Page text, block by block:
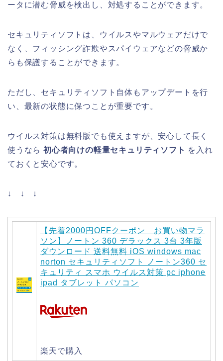
ータに潜む脅威を検出し、対処することができます。
セキュリティソフトは、ウイルスやマルウェアだけで
なく、フィッシング詐欺やスパイウェアなどの脅威か
らも保護することができます。
ただし、セキュリティソフト自体もアップデートを行
い、最新の状態に保つことが重要です。
ウイルス対策は無料版でも使えますが、安心して長く
使うなら 初心者向けの軽量セキュリティソフト を入れ
ておくと安心です。
↓ ↓ ↓
【先着2000円OFFクーポン お買い物マラ
ソン】ノートン 360 デラックス 3台 3年版
ダウンロード 送料無料 iOS windows mac
norton セキュリティソフト ノートン360 セ
キュリティ スマホ ウイルス対策 pc iphone
ipad タブレット パソコン
楽天で購入